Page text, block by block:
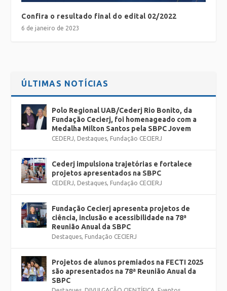
Confira o resultado final do edital 02/2022
6 de janeiro de 2023
ÚLTIMAS NOTÍCIAS
Polo Regional UAB/Cederj Rio Bonito, da
Fundação Cecierj, foi homenageado com a
Medalha Milton Santos pela SBPC Jovem
CEDERJ, Destaques, Fundação CECIERJ
Cederj impulsiona trajetórias e fortalece
projetos apresentados na SBPC
CEDERJ, Destaques, Fundação CECIERJ
Fundação Cecierj apresenta projetos de
ciência, inclusão e acessibilidade na 78ª
Reunião Anual da SBPC
Destaques, Fundação CECIERJ
Projetos de alunos premiados na FECTI 2025
são apresentados na 78ª Reunião Anual da
SBPC